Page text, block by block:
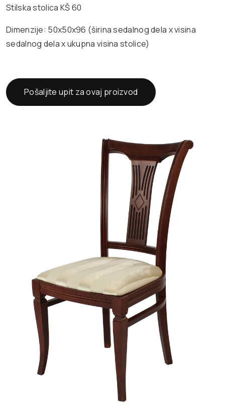
Stilska stolica KŠ 60
Dimenzije: 50x50x96 (širina sedalnog dela x visina
sedalnog dela x ukupna visina stolice)
Pošaljite upit za ovaj proizvod